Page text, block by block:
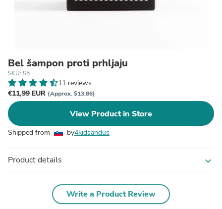
Bel šampon proti prhljaju
SKU: S5
11 reviews
€11,99 EUR (Approx. $13.86)
View Product in Store
Shipped from by4kidsandus
Product details expand_more
Write a Product Review